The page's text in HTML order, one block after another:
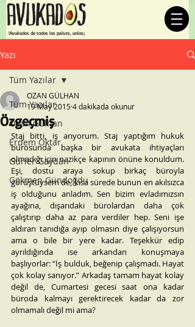
¡Avukados de todos los países, uníos!
Yazı
Tüm Yazılar
Ozan Gülhan
Erdem Oktar
Gürler Gaydan
Gökmen Gündoğdu
Tüm Yazılar
Özgeçmiş
OZAN GÜLHAN
19 May 20154 dakikada okunur
Staj bitti, iş arıyorum. Staj yaptığım hukuk
bürosunda başka bir avukata ihtiyaçları
olmadığı için nazikçe kapının önüne konuldum.
Eşi, dostu araya sokup birkaç büroyla
görüştüysem de, kısa sürede bunun en akılsızca
iş olduğunu anladım. Sen bizim evladımızsın
ayağına, dışarıdaki bürolardan daha çok
çalıştırıp daha az para verdiler hep. Seni işe
aldıran tanıdığa ayıp olmasın diye çalışıyorsun
ama o bile bir yere kadar. Teşekkür edip
ayrıldığında ise arkandan konuşmaya
başlıyorlar: “İş bulduk, beğenip çalışmadı. Hayat
çok kolay sanıyor.” Arkadaş tamam hayat kolay
değil de, Cumartesi gecesi saat ona kadar
büroda kalmayı gerektirecek kadar da zor
olmamalı değil mi ama?